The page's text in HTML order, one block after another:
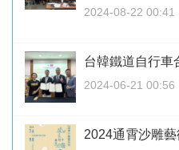
2024-08-22 00:41
台韓鐵道自行
2024-06-21 00:56
2024通霄沙雕